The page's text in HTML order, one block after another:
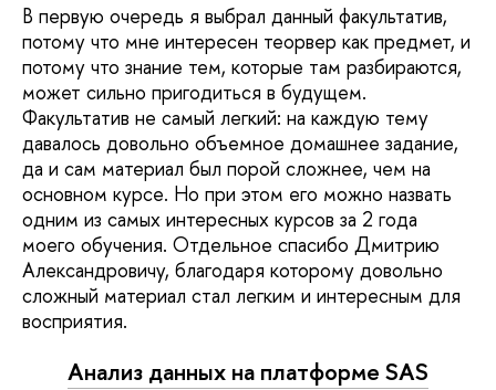
В первую очередь я выбрал данный факультатив,
потому что мне интересен теорвер как предмет, и
потому что знание тем, которые там разбираются,
может сильно пригодиться в будущем.
Факультатив не самый легкий: на каждую тему
давалось довольно объемное домашнее задание,
да и сам материал был порой сложнее, чем на
основном курсе. Но при этом его можно назвать
одним из самых интересных курсов за 2 года
моего обучения. Отдельное спасибо Дмитрию
Александровичу, благодаря которому довольно
сложный материал стал легким и интересным для
восприятия.
Анализ данных на платформе SAS